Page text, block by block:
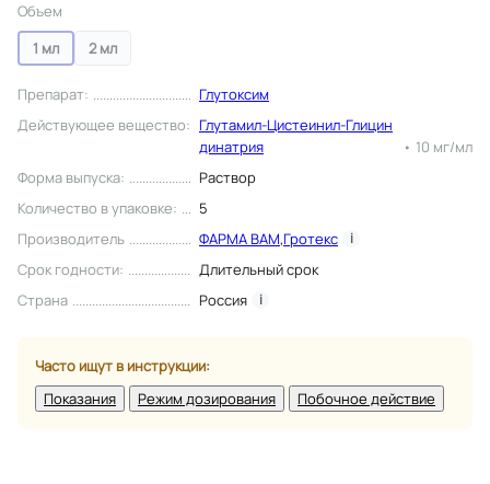
Препарат:
Глутоксим
Действующее вещество: Глутамил-Цистеинил-Глицин
динатрия
• 10 мг/мл
Форма выпуска:
Раствор
Количество в упаковке:
5
Производитель
ФАРМА ВАМ,Гротекс i
Срок годности:
Длительный срок
Страна
Россия i
Часто ищут в инструкции:
Показания
Режим дозирования Побочное действие
Объем
1 мл
2 мл